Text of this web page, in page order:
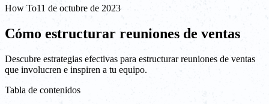
How To11 de octubre de 2023
Cómo estructurar reuniones de ventas
Descubre estrategias efectivas para estructurar reuniones de ventas
que involucren e inspiren a tu equipo.
Tabla de contenidos